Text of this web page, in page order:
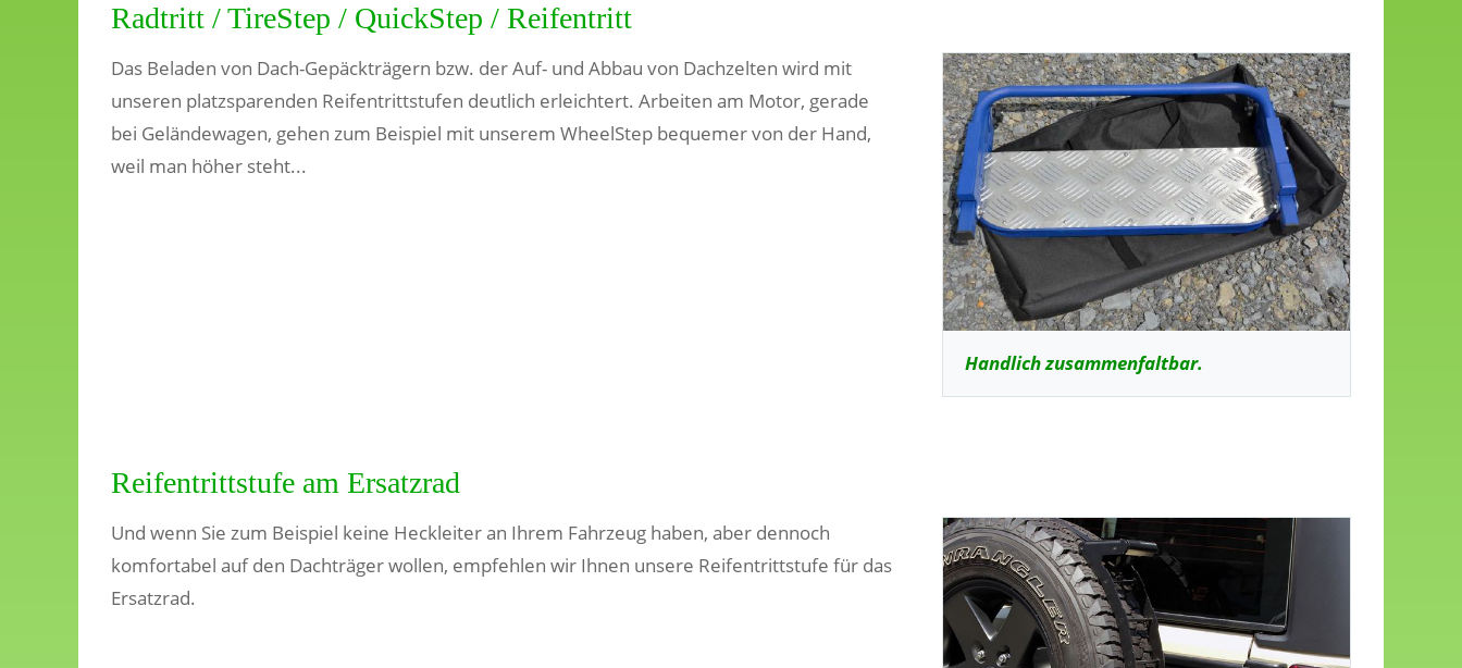
Radtritt / TireStep / QuickStep / Reifentritt
Handlich zusammenfaltbar.
Das Beladen von Dach-Gepäckträgern bzw. der Auf- und Abbau von Dachzelten wird mit
unseren platzsparenden Reifentrittstufen deutlich erleichtert. Arbeiten am Motor, gerade
bei Geländewagen, gehen zum Beispiel mit unserem WheelStep bequemer von der Hand,
weil man höher steht...
Reifentrittstufe am Ersatzrad
Und wenn Sie zum Beispiel keine Heckleiter an Ihrem Fahrzeug haben, aber dennoch
komfortabel auf den Dachträger wollen, empfehlen wir Ihnen unsere Reifentrittstufe für das
Ersatzrad.